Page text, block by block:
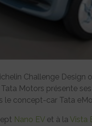
Challenge Design
Motors présente
le concept-car Tata
Nano EVet à la Vista